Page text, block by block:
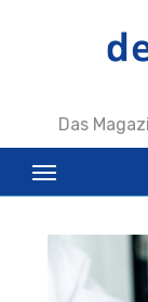
Das